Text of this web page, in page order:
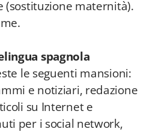
(sostituzione maternità).
spagnola
le seguenti mansioni:
e notiziari, redazione
su Internet e
per i social network,